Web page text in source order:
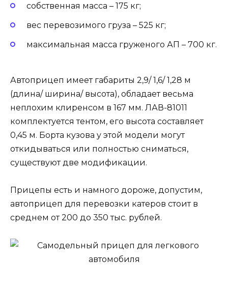
собственная масса – 175 кг;
вес перевозимого груза – 525 кг;
максимальная масса груженого АП – 700 кг.
Автоприцеп имеет габариты 2,9/ 1,6/ 1,28 м
(длина/ ширина/ высота), обладает весьма
неплохим клиренсом в 167 мм. ЛАВ-81011
комплектуется тентом, его высота составляет
0,45 м. Борта кузова у этой модели могут
откидываться или полностью сниматься,
существуют две модификации.
Прицепы есть и намного дороже, допустим,
автоприцеп для перевозки катеров стоит в
среднем от 200 до 350 тыс. рублей.